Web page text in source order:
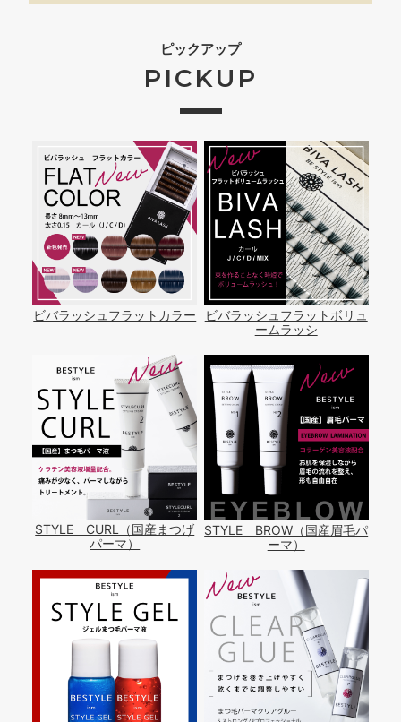
ピックアップ
PICKUP
ビバラッシュフラットカラー
ビバラッシュフラットボリュ
ームラッシ
STYLE CURL（国産まつげ
パーマ）
STYLE BROW（国産眉毛パ
ーマ）